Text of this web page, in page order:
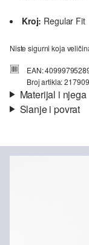
Kroj: Regular Fit
Niste sigurni koja
EAN:
Broj artikla:
Materijal i njega
Materijal:
Nije
Slanje i povrat
Vaša će narudžba
Hrvatska pošta-a.